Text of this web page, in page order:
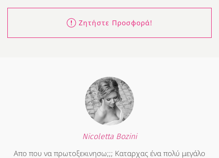
Ζητήστε Προσφορά!
Nicoletta Bozini
Απο που να πρωτοξεκινησω;;; Καταρχας ένα πολύ μεγάλο